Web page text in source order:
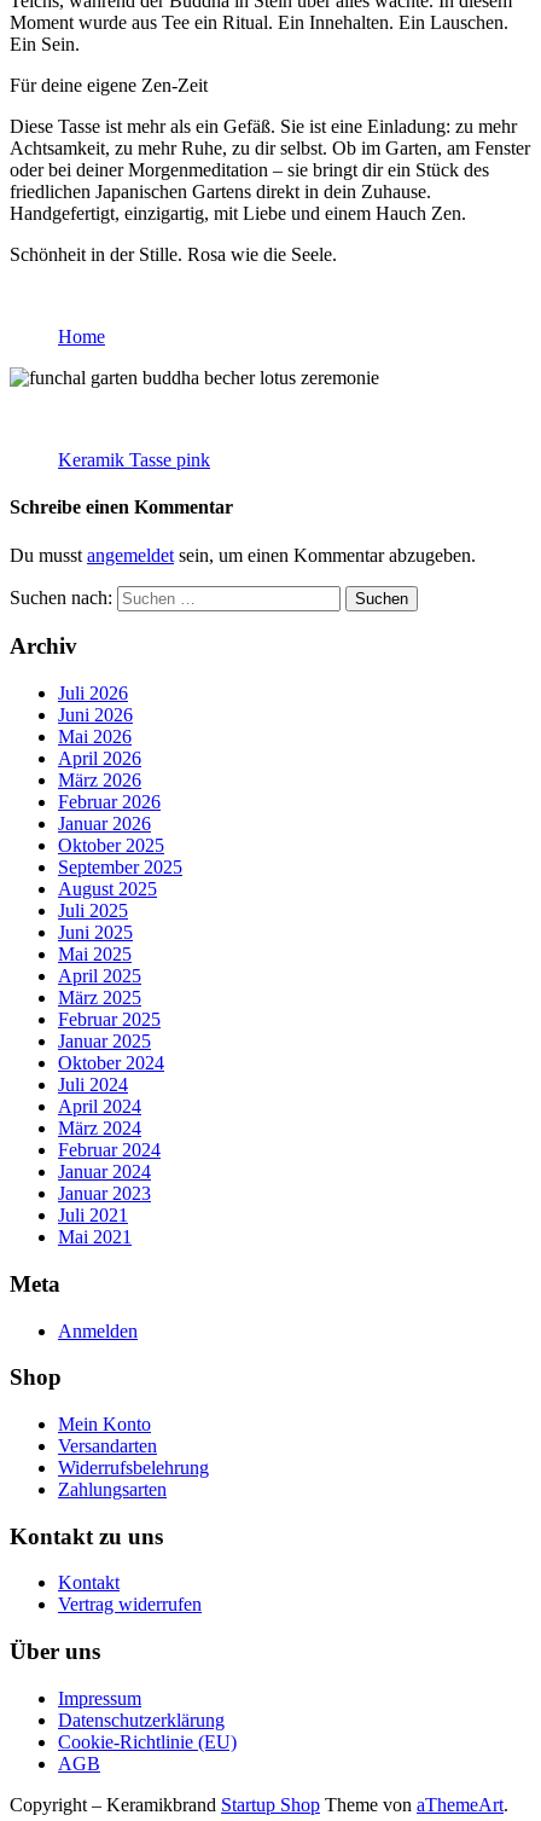
Moment wurde aus Tee ein Ritual. Ein Innehalten. Ein Lauschen.
Ein Sein.
Für deine eigene Zen-Zeit
Diese Tasse ist mehr als ein Gefäß. Sie ist eine Einladung: zu mehr
Achtsamkeit, zu mehr Ruhe, zu dir selbst. Ob im Garten, am Fenster
oder bei deiner Morgenmeditation – sie bringt dir ein Stück des
friedlichen Japanischen Gartens direkt in dein Zuhause.
Handgefertigt, einzigartig, mit Liebe und einem Hauch Zen.
Schönheit in der Stille. Rosa wie die Seele.
Home
Keramik Tasse pink
Schreibe einen Kommentar
Du musst angemeldet sein, um einen Kommentar abzugeben.
Suchen nach:
Archiv
Juli 2026
Juni 2026
Mai 2026
April 2026
März 2026
Februar 2026
Januar 2026
Oktober 2025
September 2025
August 2025
Juli 2025
Juni 2025
Mai 2025
April 2025
März 2025
Februar 2025
Januar 2025
Oktober 2024
Juli 2024
April 2024
März 2024
Februar 2024
Januar 2024
Januar 2023
Juli 2021
Mai 2021
Meta
Anmelden
Shop
Mein Konto
Versandarten
Widerrufsbelehrung
Zahlungsarten
Kontakt zu uns
Kontakt
Vertrag widerrufen
Über uns
Impressum
Datenschutzerklärung
Cookie-Richtlinie (EU)
AGB
Copyright – Keramikbrand Startup Shop Theme von aThemeArt.